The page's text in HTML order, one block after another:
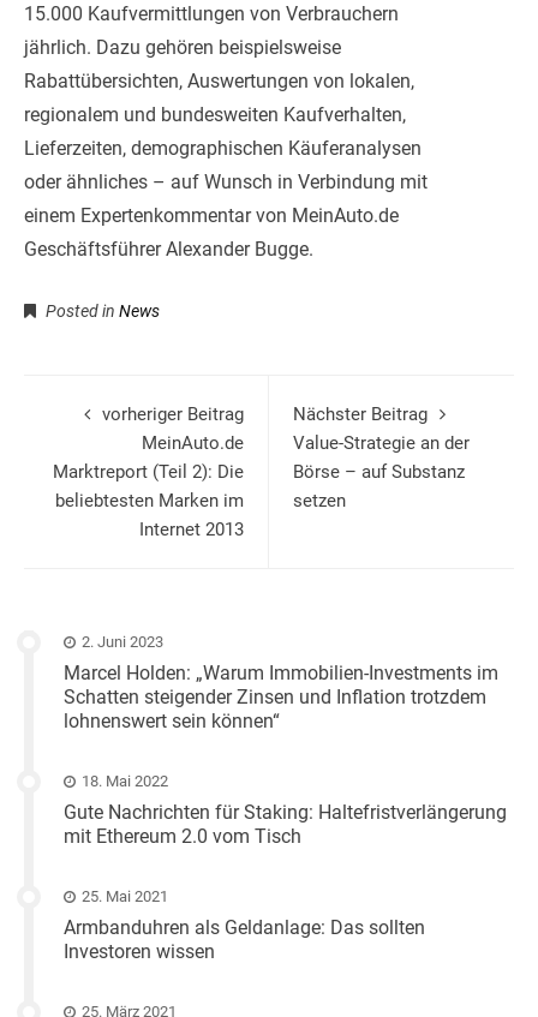
15.000 Kaufvermittlungen von Verbrauchern
jährlich. Dazu gehören beispielsweise
Rabattübersichten, Auswertungen von lokalen,
regionalem und bundesweiten Kaufverhalten,
Lieferzeiten, demographischen Käuferanalysen
oder ähnliches – auf Wunsch in Verbindung mit
einem Expertenkommentar von MeinAuto.de
Geschäftsführer Alexander Bugge.
Posted in News
vorheriger Beitrag
MeinAuto.de
Marktreport (Teil 2): Die
beliebtesten Marken im
Internet 2013
Nächster Beitrag
Value-Strategie an der
Börse – auf Substanz
setzen
2. Juni 2023
Marcel Holden: „Warum Immobilien-Investments im
Schatten steigender Zinsen und Inflation trotzdem
lohnenswert sein können“
18. Mai 2022
Gute Nachrichten für Staking: Haltefristverlängerung
mit Ethereum 2.0 vom Tisch
25. Mai 2021
Armbanduhren als Geldanlage: Das sollten
Investoren wissen
25. März 2021